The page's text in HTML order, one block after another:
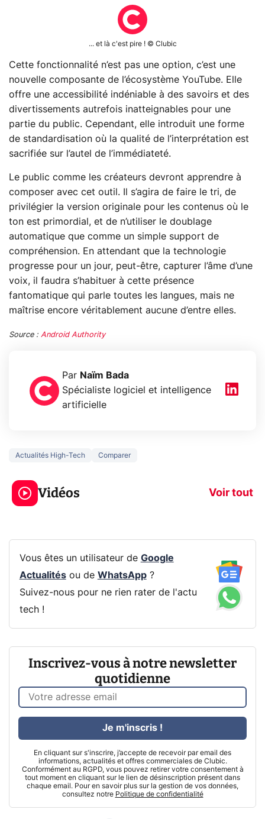
... et là c'est pire ! © Clubic
Cette fonctionnalité n’est pas une option, c’est une
nouvelle composante de l’écosystème YouTube. Elle
offre une accessibilité indéniable à des savoirs et des
divertissements autrefois inatteignables pour une
partie du public. Cependant, elle introduit une forme
de standardisation où la qualité de l’interprétation est
sacrifiée sur l’autel de l’immédiateté.
Le public comme les créateurs devront apprendre à
composer avec cet outil. Il s’agira de faire le tri, de
privilégier la version originale pour les contenus où le
ton est primordial, et de n’utiliser le doublage
automatique que comme un simple support de
compréhension. En attendant que la technologie
progresse pour un jour, peut‑être, capturer l’âme d’une
voix, il faudra s’habituer à cette présence
fantomatique qui parle toutes les langues, mais ne
maîtrise encore véritablement aucune d’entre elles.
Source : Android Authority
Par Naïm Bada
Spécialiste logiciel et intelligence
artificielle
Actualités High-Tech Comparer
Vidéos Voir tout
3 écrans en 1 pour
319€ ? Voici L'AOC
CQ32G4ZA !
prochaine
Vous êtes un utilisateur de Google
Actualitésou de WhatsApp?
Suivez-nous pour ne rien rater de l'actu
tech !
Inscrivez-vous à notre newsletter
quotidienne
En cliquant sur s'inscrire, j’accepte de recevoir par email des
informations, actualités et offres commerciales de Clubic.
Conformément au RGPD, vous pouvez retirer votre consentement à
tout moment en cliquant sur le lien de désinscription présent dans
chaque email. Pour en savoir plus sur la gestion de vos données,
consultez notre Politique de confidentialité
Je m'inscris !